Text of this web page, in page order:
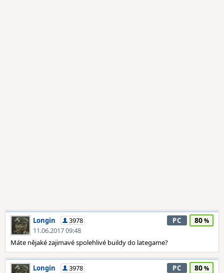
Longin
3978
11.06.2017 09:48
PC 80
Máte nějaké zajimavé spolehlivé buildy do lategame?
Longin
3978
PC 80